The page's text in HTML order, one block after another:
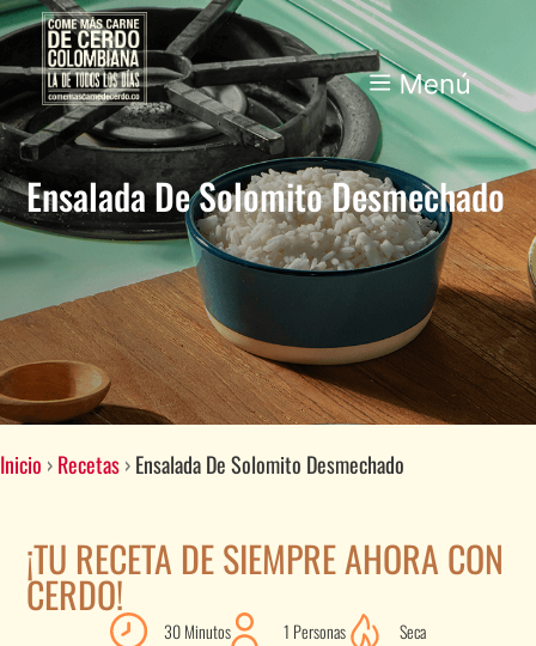
Ensalada De Solomito Desmechado
Inicio ›Recetas›Ensalada De Solomito Desmechado
¡TU RECETA DE SIEMPRE AHORA CON
CERDO!
30 Minutos 1 Personas Seca